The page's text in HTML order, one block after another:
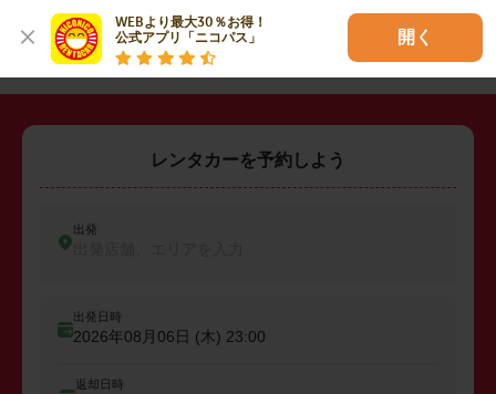
WEBより最大30％お得！
公式アプリ「ニコパス」
開く
・ 田方郡函南町 ・駿東郡清水町
レンタカーを予約しよう
出発
出発日時
2026年08月06日 (木) 23:00
返却日時